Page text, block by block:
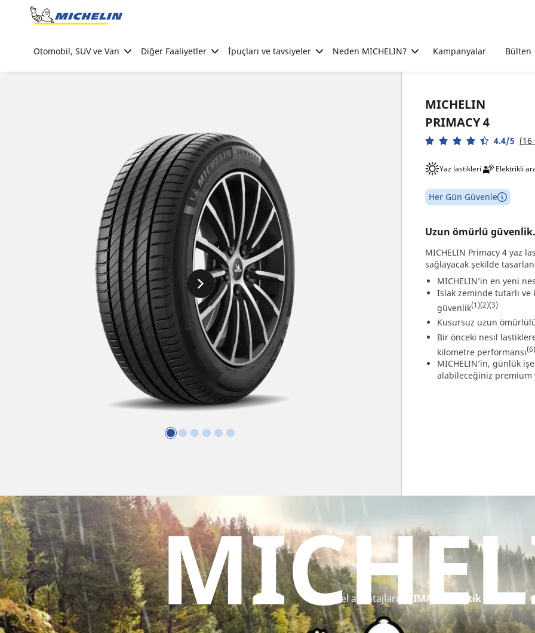
Go to page content
Otomobil, SUV ve Van Diğer Faaliyetler İpuçları ve tavsiyeler Neden MICHELIN? Kampanyalar Bülten
MICHELIN
PRIMACY 4
4.4/5 (16
Yaz lastikleri Elektrikli
Her Gün Güvenle
Uzun ömürlü güvenlik.
MICHELIN Primacy 4 yaz
sağlayacak şekilde
MICHELIN’in en yeni
Islak zeminde tutarlı
güvenlik(1)(2)(3)
Kusursuz uzun
Bir önceki nesil
kilometre performansı(6)
MICHELIN’in, günlük
alabileceğiniz premium
Temel avantajları PRIMACY 4 lastik